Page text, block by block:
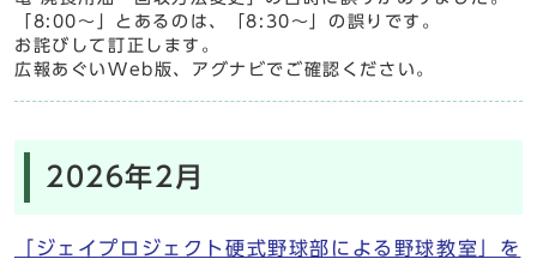
「8:00～」とあるのは、「8:30～」の誤りです。
お詫びして訂正します。
広報あぐいWeb版、アグナビでご確認ください。
2026年2月
「ジェイプロジェクト硬式野球部による野球教室」を